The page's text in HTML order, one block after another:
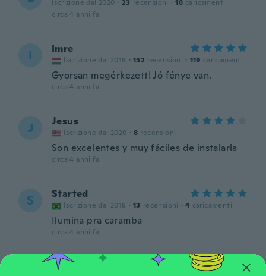
Iscrizione dal 2020 · 23 recensioni · 18 caricamenti
circa 4 anni fa
I Imre
Iscrizione dal 2019 · 152 recensioni · 119 caricamenti
Gyorsan megérkezett! Jó fénye van.
circa 4 anni fa
J Jesus
Iscrizione dal 2020 · 8 recensioni
Son excelentes y muy fáciles de instalarla
circa 4 anni fa
S Started
Iscrizione dal 2018 · 13 recensioni · 4 caricamenti
Ilumina pra caramba
circa 4 anni fa
Eduardo